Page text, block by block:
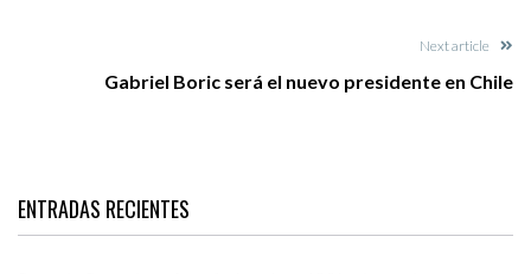
Next article
Gabriel Boric será el nuevo presidente en Chile
ENTRADAS RECIENTES